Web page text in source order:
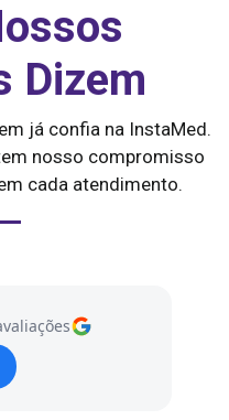
Dizem
já confia na InstaMed.
nosso compromisso
cada atendimento.